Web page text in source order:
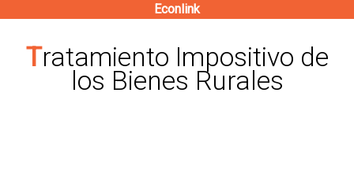
contenido
principal
Econlink
Tratamiento Impositivo de
los Bienes Rurales